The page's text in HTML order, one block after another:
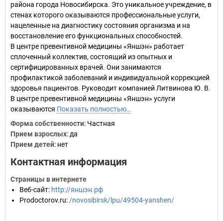
района города Новосибирска. Это уникальное учреждение, в
стенах которого оказываются профессиональные услуги,
нацеленные на диагностику состояния организма и на
восстановление его функциональных способностей.
В центре превентивной медицины «Яншэн» работает
сплоченный коллектив, состоящий из опытных и
сертифицированных врачей. Они занимаются
профилактикой заболеваний и индивидуальной коррекцией
здоровья пациентов. Руководит компанией Литвинова Ю. В.
В центре превентивной медицины «Яншэн» услуги
оказываются Показать полностью…
Форма собственности: Частная
Прием взрослых: да
Прием детей: нет
Контактная информация
Страницы в интернете
Веб-сайт: http://яншэн.рф
Prodoctorov.ru: /novosibirsk/lpu/49504-yanshen/